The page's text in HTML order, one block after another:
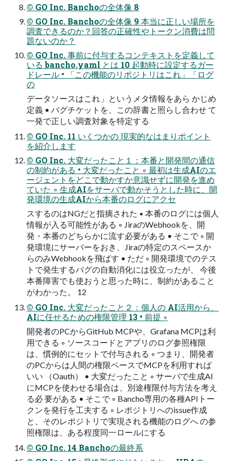
© GO Inc. Banchoの全体像 8
© GO Inc. Banchoの全体像 9 本当に正しい場所を
調査できるのか？回答の正確性やトークン消費は問
題ないのか？
© GO Inc. 事前に付与するコンテキストを定義して
いる bancho.yaml とは 10 起動時に設定するガー
ドレール • 「この機能のリポジトリはこれ」「ログ
の
データソースはこれ」というメタ情報をあら かじめ
定義 • バグチケットを、この辞書と照らし合わせ て
一発で正しい調査対象を特定する
© GO Inc. 11 いくつかの 現実的なはまりポイント
を紹介します
© GO Inc. 大変だったこと１：本番と開発間の通信
の制約がある • 大変だったこと ◦ 最初は生成AIのエ
ージェントをどこで動かすか意識せずに開発を進め
ていた ◦ 生成AIをサーバで動かそうとした時に、開
発環境の生成AIから本番のログにアクセ
スするのはNGだと指摘された ▪ 本番のログには個人
情報が入る可能性がある ◦ JiraのWebhookを、開
発・本番のどちらかに流す必要がある • そこで ◦ 開
発環境にサーバーをおき、Jiraの特定のスペースか
らのみWebhookを飛ばす • ただ ◦ 開発環境でのテス
トで発生するバグの自動消化には役立ったが、 今後
本番障害でも使おうと思った時に、制約があること
がわかった。 12
© GO Inc. 大変だったこと２：個人の AI活用から、
AIに任せるための権限管理 13 • 前提 ◦
開発者のPCからGitHub MCPや、Grafana MCPは利
用できる ◦ ソースコードとアプリのログ参照権限
は、慣例的にセットで付与される ◦ つまり、開発者
のPCからは人間の権限ベースでMCPを利用すれば
いい （Oauth） • 大変だったこと ◦ サーバで生成AI
にMCPを使わせる場合は、別途権限付与方法を考え
る必 要がある • そこで ◦ Bancho専用の各種APIトー
クンを発行を工夫する ◦ レポジトリへのissue作成
と、そのレポジトリで実現される機能のログへ の参
照権限は、ある程度同一ロールにする
© GO Inc. 14 Banchoの最終系